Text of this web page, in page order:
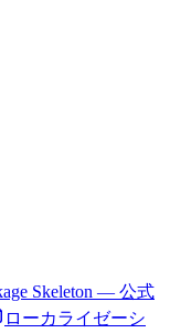
Skeleton — 公式
ローカライゼーシ